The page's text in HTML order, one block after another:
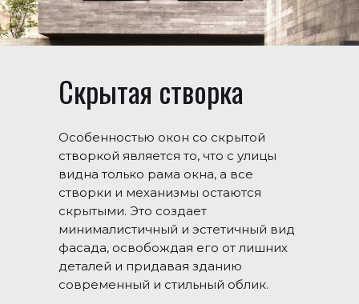
Скрытая створка
Особенностью окон со скрытой
створкой является то, что с улицы
видна только рама окна, а все
створки и механизмы остаются
скрытыми. Это создает
минималистичный и эстетичный вид
фасада, освобождая его от лишних
деталей и придавая зданию
современный и стильный облик.